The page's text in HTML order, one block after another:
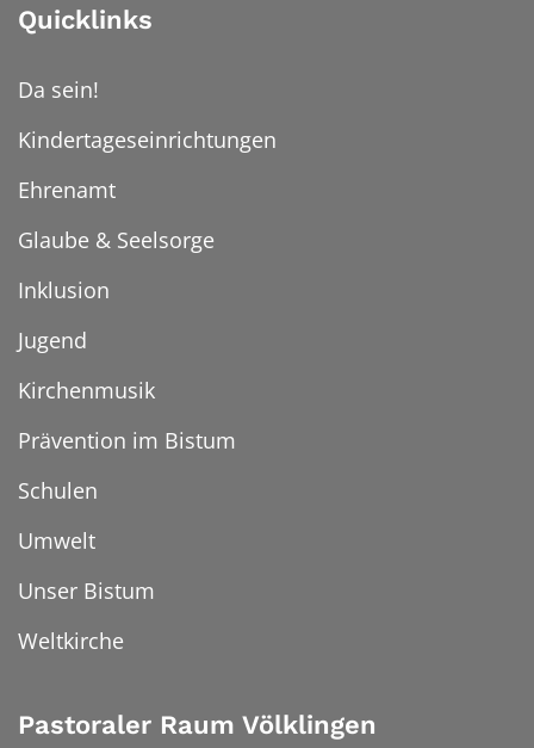
Quicklinks
Da sein!
Kindertageseinrichtungen
Ehrenamt
Glaube & Seelsorge
Inklusion
Jugend
Kirchenmusik
Prävention im Bistum
Schulen
Umwelt
Unser Bistum
Weltkirche
Pastoraler Raum Völklingen